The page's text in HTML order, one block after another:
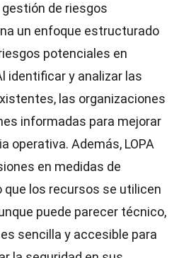
de riesgos
un enfoque estructurado
potenciales en
identificar y analizar las
las organizaciones
informadas para mejorar
operativa. Además, LOPA
en medidas de
que los recursos se utilicen
puede parecer técnico,
sencilla y accesible para